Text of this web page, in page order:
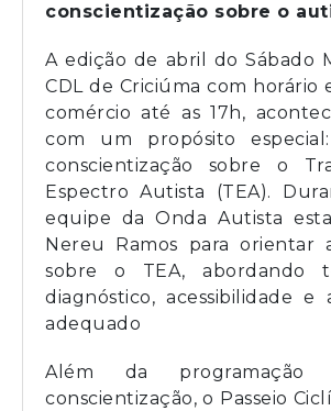
conscientização sobre o
A edição de abril do Sábado
CDL de Criciúma com horário
comércio até as 17h,
com um propósito
conscientização sobre o
Espectro Autista (TEA).
equipe da Onda Autista
Nereu Ramos para orientar
sobre o TEA, abordando
diagnóstico, acessibilidade e
adequado
Além da programação
conscientização, o Passeio